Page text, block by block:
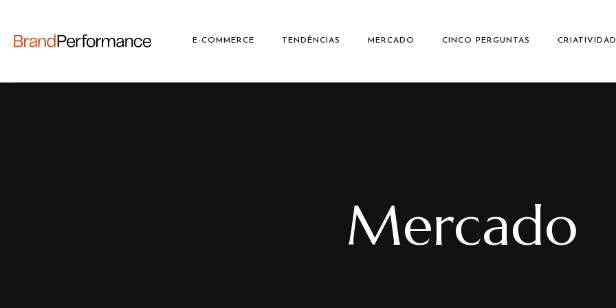
E-COMMERCE TENDÊNCIAS MERCADO CINCO PERGUNTAS
Mercado